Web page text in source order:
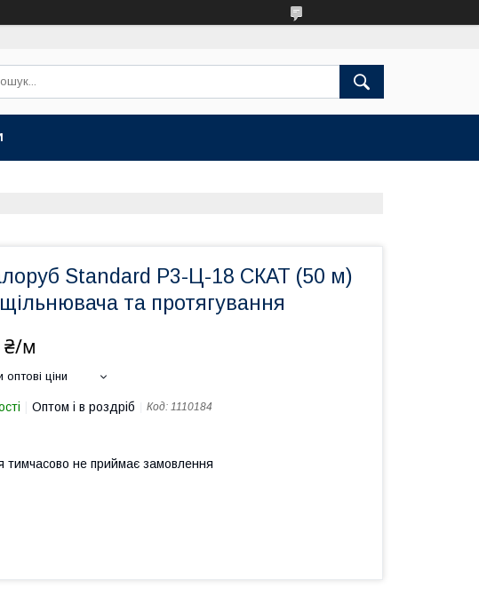
Standard Р3-Ц-18 СКАТ (50 м)
та протягування
₴/м
оптові ціни
Оптом і в роздріб Код: 1110184
тимчасово не приймає замовлення